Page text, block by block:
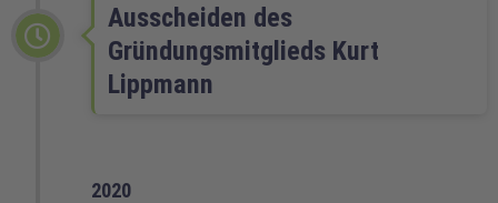
Ausscheiden des
Gründungsmitglieds Kurt
Lippmann
2020